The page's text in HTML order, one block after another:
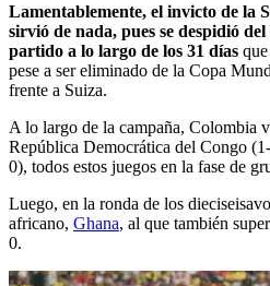
Lamentablemente, el invicto de la
sirvió de nada, pues se despidió
partido a lo largo de los 31 días
pese a ser eliminado de la Copa
frente a Suiza.
A lo largo de la campaña, Colombia
República Democrática del Congo
0), todos estos juegos en la fase de
Luego, en la ronda de los
africano, Ghana, al que también
0.